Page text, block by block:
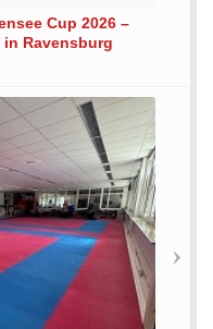
Cup 2026 –
in Ravensburg